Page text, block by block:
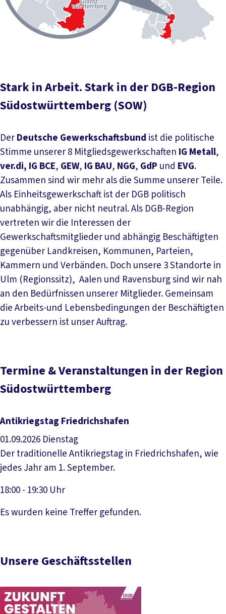
Stark in Arbeit. Stark in der DGB-Region
Südostwürttemberg (SOW)
DerDeutsche Gewerkschaftsbund ist die politische
Stimme unserer 8 Mitgliedsgewerkschaften IG Metall,
ver.di, IG BCE, GEW, IG BAU, NGG, GdP und EVG.
Zusammen sind wir mehr als die Summe unserer Teile.
Als Einheitsgewerkschaft ist der DGB politisch
unabhängig, aber nicht neutral. Als DGB-Region
vertreten wir die Interessen der
Gewerkschaftsmitglieder und abhängig Beschäftigten
gegenüber Landkreisen, Kommunen, Parteien,
Kammern und Verbänden. Doch unsere 3 Standorte in
Ulm (Regionssitz), Aalen und Ravensburg sind wir nah
an den Bedürfnissen unserer Mitglieder. Gemeinsam
die Arbeits-und Lebensbedingungen der Beschäftigten
zu verbessern ist unser Auftrag.
Termine & Veranstaltungen in der Region
Südostwürttemberg
Antikriegstag Friedrichshafen
01.09.2026 Dienstag
Der traditionelle Antikriegstag in Friedrichshafen, wie
jedes Jahr am 1. September.
18:00 - 19:30 Uhr
Veranstaltung anzeigen
Es wurden keine Treffer gefunden.
Unsere Geschäftsstellen